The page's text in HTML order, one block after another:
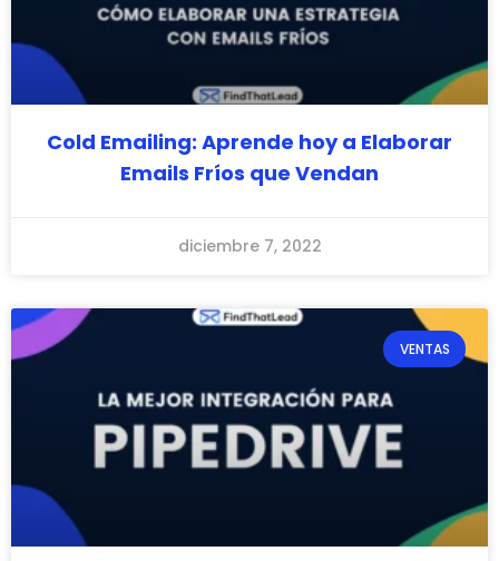
Cold Emailing: Aprende hoy a Elaborar
Emails Fríos que Vendan
diciembre 7, 2022
VENTAS